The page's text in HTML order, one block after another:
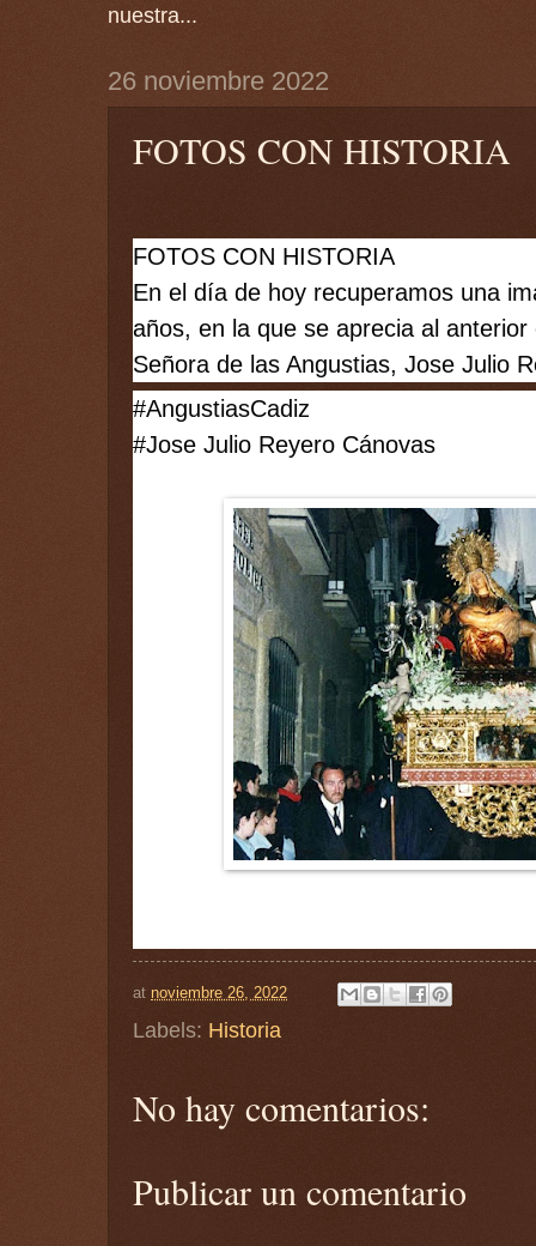
nuestra...
26 noviembre 2022
FOTOS CON HISTORIA
FOTOS CON HISTORIA
En el día de hoy recuperamos una
años, en la que se aprecia al
Señora de las Angustias, Jose Julio
#AngustiasCadiz
#Jose Julio Reyero Cánovas
at noviembre 26, 2022
Labels: Historia
No hay comentarios:
Publicar un comentario